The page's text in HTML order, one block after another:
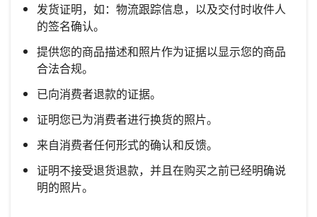
发货证明，如：物流跟踪信息，以及交付时收件人
的签名确认。
提供您的商品描述和照片作为证据以显示您的商品
合法合规。
已向消费者退款的证据。
证明您已为消费者进行换货的照片。
来自消费者任何形式的确认和反馈。
证明不接受退货退款，并且在购买之前已经明确说
明的照片。